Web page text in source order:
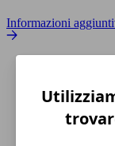
Informazioni